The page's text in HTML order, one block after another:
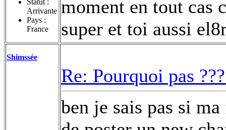
Arrivante
Pays :
France
moment en tout cas
super et toi aussi
Shimssée
Re: Pourquoi pas
ben je sais pas si